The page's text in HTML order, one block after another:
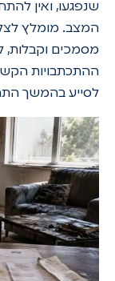
שנפגעו, ואין
המצב. מומלץ
מסמכים וקבלות,
ההתכתבויות
לסייע בהמשך